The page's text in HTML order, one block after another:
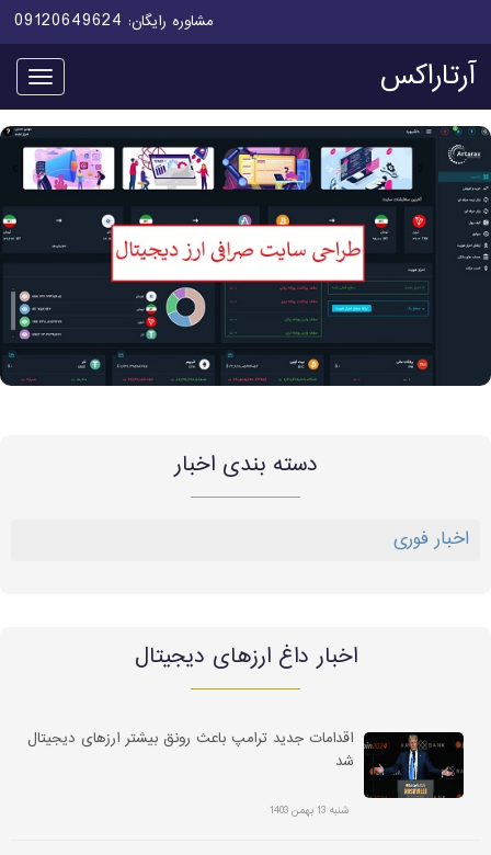
مشاوره رایگان: 09120649624
منو آرتاراکس
دسته بندی اخبار
اخبار فوری
اخبار داغ ارز‌های دیجیتال
اقدامات جدید ترامپ باعث رونق بیشتر ارزهای دیجیتال
شد
شنبه 13 بهمن 1403